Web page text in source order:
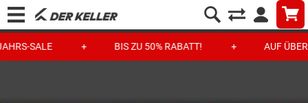
SALE BIS ZU 50% RABATT! AUF ÜBER 800